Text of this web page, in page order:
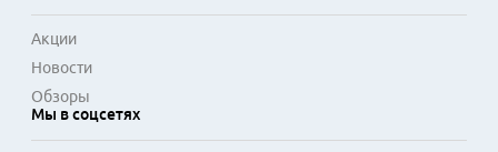
Акции
Новости
Обзоры
Мы в соцсетях